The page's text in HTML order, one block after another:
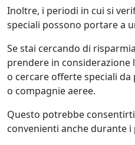
Inoltre, i periodi in cui si
speciali possono portare a
Se stai cercando di
prendere in
o cercare offerte speciali
o compagnie aeree.
Questo potrebbe
convenienti anche durante